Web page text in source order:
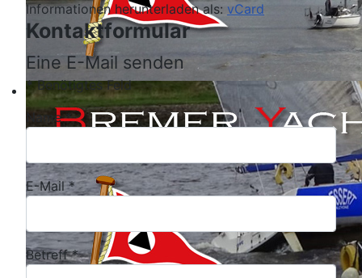
Informationen herunterladen als: vCard
Kontaktformular
Eine E-Mail senden
*Benötigtes Feld
Name*
E-Mail*
Betreff*